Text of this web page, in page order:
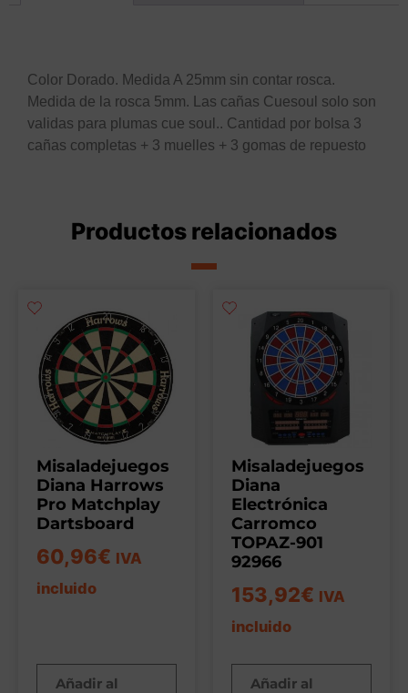
Color Dorado. Medida A 25mm sin contar rosca.
Medida de la rosca 5mm. Las cañas Cuesoul solo son
validas para plumas cue soul.. Cantidad por bolsa 3
cañas completas + 3 muelles + 3 gomas de repuesto
Productos relacionados
Misaladejuegos
Diana Harrows
Pro Matchplay
Dartsboard
60,96€ IVA
incluido
Añadir al
Misaladejuegos
Diana
Electrónica
Carromco
TOPAZ-901
92966
153,92€ IVA
incluido
Añadir al